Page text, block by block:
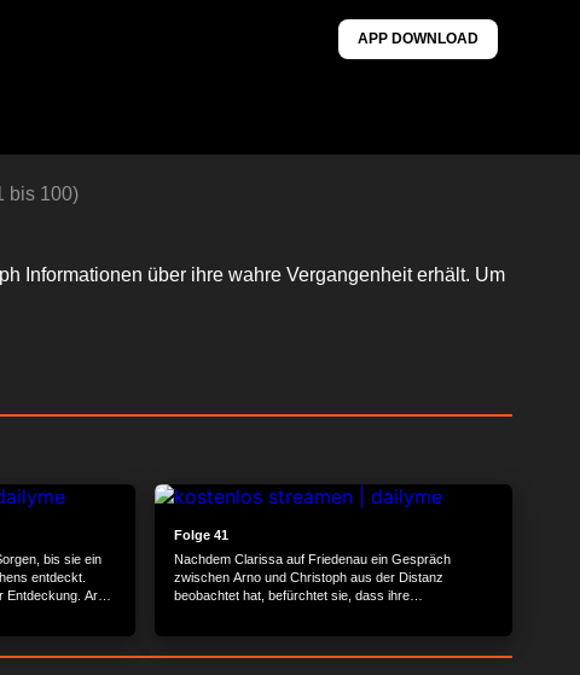
APP DOWNLOAD
bis 100)
Informationen über ihre wahre Vergangenheit erhält. Um
bis sie ein
entdeckt.
Arno
Folge 41
Nachdem Clarissa auf Friedenau ein Gespräch
zwischen Arno und Christoph aus der Distanz
beobachtet hat, befürchtet sie, dass ihre